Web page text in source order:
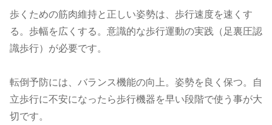
歩くための筋肉維持と正しい姿勢は、歩行速度を速くす
る。歩幅を広くする。意識的な歩行運動の実践（足裏圧認
識歩行）が必要です。
転倒予防には、バランス機能の向上。姿勢を良く保つ。自
立歩行に不安になったら歩行機器を早い段階で使う事が大
切です。